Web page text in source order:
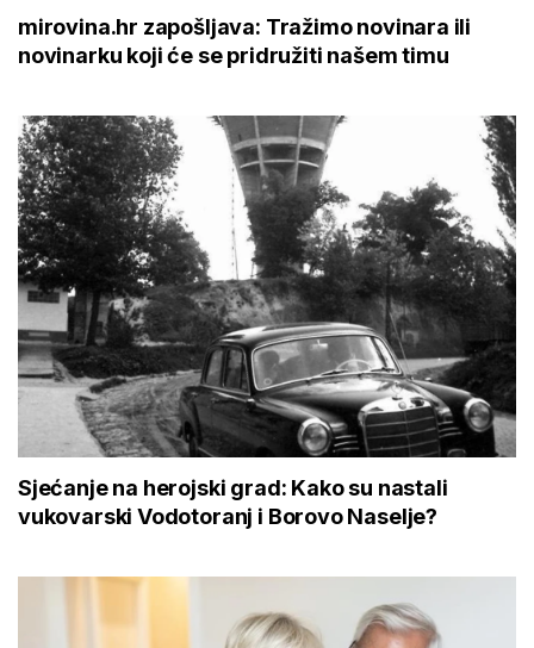
mirovina.hr zapošljava: Tražimo novinara ili
novinarku koji će se pridružiti našem timu
Sjećanje na herojski grad: Kako su nastali
vukovarski Vodotoranj i Borovo Naselje?